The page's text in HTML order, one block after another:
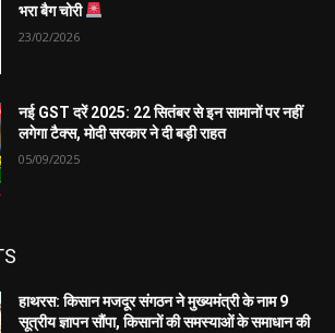
भरा बैग चोरी
23/02/2026
नई GST दरें 2025: 22 सितंबर से इन सामानों पर नहीं
लगेगा टैक्स, मोदी सरकार ने दी बड़ी राहत
05/09/2025
हाथरस: किसान मजदूर संगठन ने मुख्यमंत्री के नाम 9
सूत्रीय ज्ञापन सौंपा, किसानों की समस्याओं के समाधान की